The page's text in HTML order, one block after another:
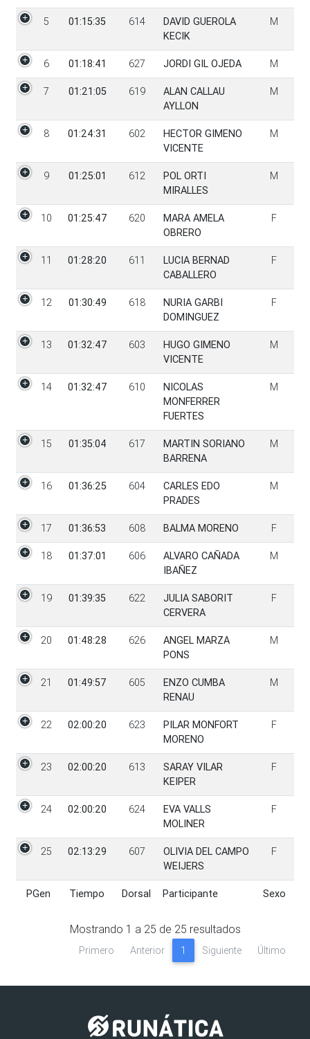
PGen Tiempo Dorsal Participante Sexo
5 01:15:35 614
DAVID GUEROLA
KECIK
M
6 01:18:41 627 JORDI GIL OJEDA M
7 01:21:05 619
ALAN CALLAU
AYLLON
M
8 01:24:31 602
HECTOR GIMENO
VICENTE
M
9 01:25:01 612
POL ORTI
MIRALLES
M
10 01:25:47 620
MARA AMELA
OBRERO
F
11 01:28:20 611
LUCIA BERNAD
CABALLERO
F
12 01:30:49 618
NURIA GARBI
DOMINGUEZ
F
13 01:32:47 603
HUGO GIMENO
VICENTE
M
14 01:32:47 610
NICOLAS
MONFERRER
FUERTES
M
15 01:35:04 617
MARTIN SORIANO
BARRENA
M
16 01:36:25 604
CARLES EDO
PRADES
M
17 01:36:53 608 BALMA MORENO F
18 01:37:01 606
ALVARO CAÑADA
IBAÑEZ
M
19 01:39:35 622
JULIA SABORIT
CERVERA
F
20 01:48:28 626
ANGEL MARZA
PONS
M
21 01:49:57 605
ENZO CUMBA
RENAU
M
22 02:00:20 623
PILAR MONFORT
MORENO
F
23 02:00:20 613
SARAY VILAR
KEIPER
F
24 02:00:20 624
EVA VALLS
MOLINER
F
25 02:13:29 607
OLIVIA DEL CAMPO
WEIJERS
F
PGen Tiempo Dorsal Participante Sexo
Mostrando 1 a 25 de 25 resultados
Primero Anterior 1 Siguiente Último